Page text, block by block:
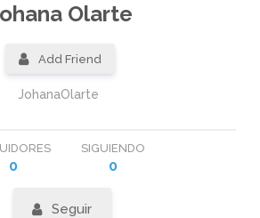
Olarte
Add Friend
JohanaOlarte
0
SIGUIENDO
0
Seguir